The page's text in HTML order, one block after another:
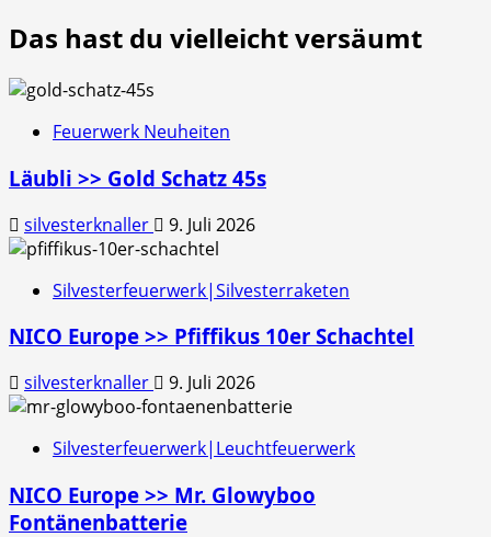
Das hast du vielleicht versäumt
Feuerwerk Neuheiten
Läubli >> Gold Schatz 45s
silvesterknaller 9. Juli 2026
Silvesterfeuerwerk|Silvesterraketen
NICO Europe >> Pfiffikus 10er Schachtel
silvesterknaller 9. Juli 2026
Silvesterfeuerwerk|Leuchtfeuerwerk
NICO Europe >> Mr. Glowyboo
Fontänenbatterie